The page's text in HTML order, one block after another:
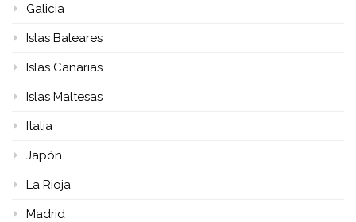
Galicia
Islas Baleares
Islas Canarias
Islas Maltesas
Italia
Japón
La Rioja
Madrid